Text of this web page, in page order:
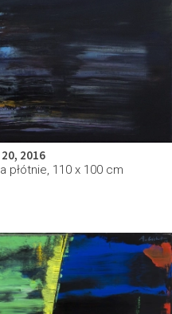
2016
płótnie, 110 x 100 cm